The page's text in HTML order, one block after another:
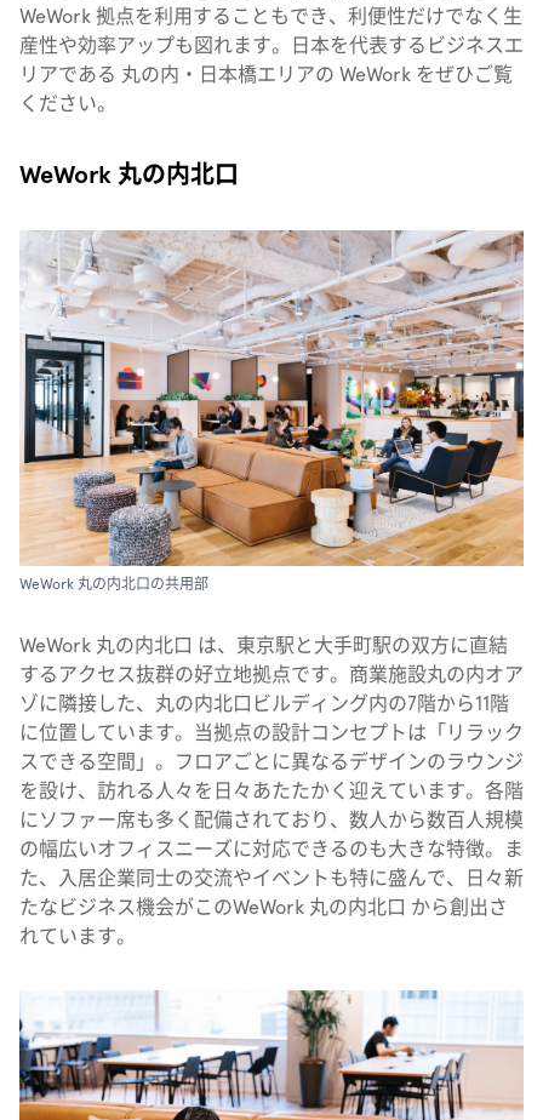
WeWork 拠点を利用することもでき、利便性だけでなく生
産性や効率アップも図れます。日本を代表するビジネスエ
リアである 丸の内・日本橋エリアの WeWork をぜひご覧
ください。
WeWork 丸の内北口
WeWork 丸の内北口の共用部
WeWork 丸の内北口 は、東京駅と大手町駅の双方に直結
するアクセス抜群の好立地拠点です。商業施設丸の内オア
ゾに隣接した、丸の内北口ビルディング内の7階から11階
に位置しています。当拠点の設計コンセプトは「リラック
スできる空間」。フロアごとに異なるデザインのラウンジ
を設け、訪れる人々を日々あたたかく迎えています。各階
にソファー席も多く配備されており、数人から数百人規模
の幅広いオフィスニーズに対応できるのも大きな特徴。ま
た、入居企業同士の交流やイベントも特に盛んで、日々新
たなビジネス機会がこのWeWork 丸の内北口 から創出さ
れています。